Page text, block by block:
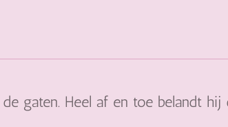
gaten. Heel af en toe belandt hij